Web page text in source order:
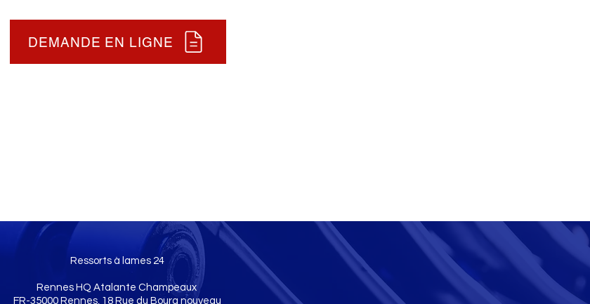
DEMANDE EN LIGNE
Ressorts à lames 24
Rennes HQ Atalante Champeaux
FR-35000 Rennes, 18 Rue du Bourg nouveau